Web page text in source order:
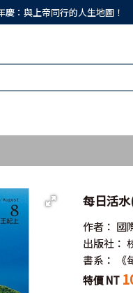
慶：與上帝同行的人生地圖！
每日活
作者： 國
出版社：
書系：
特價 NT